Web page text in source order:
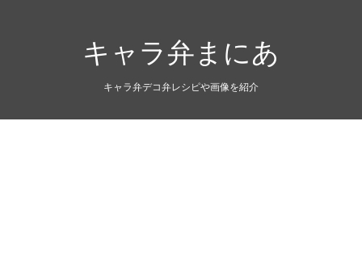
キャラ弁まにあ
キャラ弁デコ弁レシピや画像を紹介